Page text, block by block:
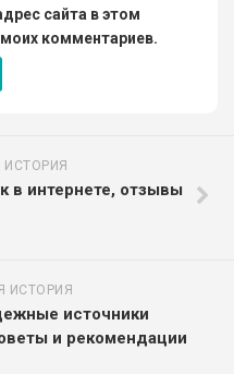
сайта в этом
комментариев.
в интернете, отзывы
ИСТОРИЯ
источники
и рекомендации